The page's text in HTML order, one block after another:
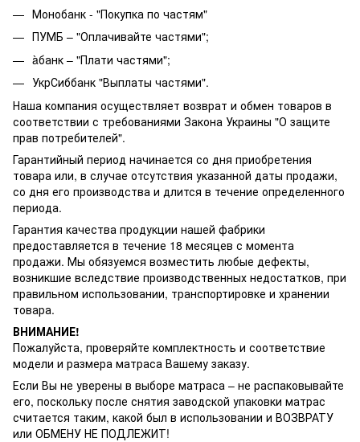
Монобанк - "Покупка по частям"
ПУМБ – "Оплачивайте частями";
àбанк – "Плати частями";
УкрСиббанк "Выплаты частями".
Наша компания осуществляет возврат и обмен товаров в
соответствии с требованиями Закона Украины "О защите
прав потребителей".
Гарантийный период начинается со дня приобретения
товара или, в случае отсутствия указанной даты продажи,
со дня его производства и длится в течение определенного
периода.
Гарантия качества продукции нашей фабрики
предоставляется в течение 18 месяцев с момента
продажи. Мы обязуемся возместить любые дефекты,
возникшие вследствие производственных недостатков, при
правильном использовании, транспортировке и хранении
товара.
ВНИМАНИЕ!
Пожалуйста, проверяйте комплектность и соответствие
модели и размера матраса Вашему заказу.
Если Вы не уверены в выборе матраса – не распаковывайте
его, поскольку после снятия заводской упаковки матрас
считается таким, какой был в использовании и ВОЗВРАТУ
или ОБМЕНУ НЕ ПОДЛЕЖИТ!